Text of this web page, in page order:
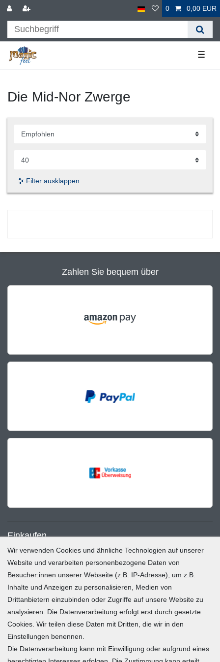
0 0,00 EUR
☰
Die Mid-Nor Zwerge
Filter ausklappen
Zahlen Sie bequem über
Einkaufen
Zahlung und Versand
Widerrufsrecht
Warenkorb
Zur Kasse
Mein Konto
Registrieren
Wir verwenden Cookies und ähnliche Technologien auf unserer
Website und verarbeiten personenbezogene Daten von
Besucher:innen unserer Webseite (z.B. IP-Adresse), um z.B.
Inhalte und Anzeigen zu personalisieren, Medien von
Drittanbietern einzubinden oder Zugriffe auf unsere Website zu
analysieren. Die Datenverarbeitung erfolgt erst durch gesetzte
Cookies. Wir teilen diese Daten mit Dritten, die wir in den
Einstellungen benennen.
Die Datenverarbeitung kann mit Einwilligung oder aufgrund eines